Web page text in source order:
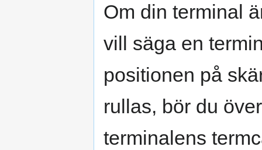
Om din terminal
vill säga en
positionen på
rullas, bör du
terminalens